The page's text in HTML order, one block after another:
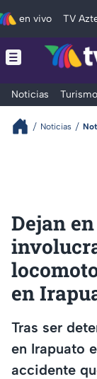
en vivo TV
Noticias Turismo
Noticias
Dejan
en
Tras ser
en Irapuato
accidente